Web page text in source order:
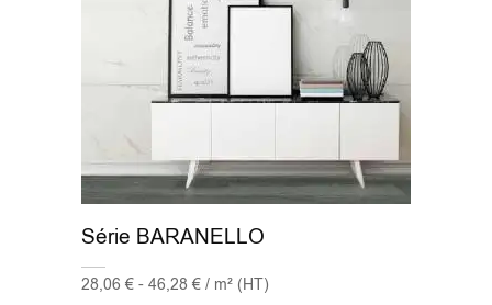
Série BARANELLO
28,06 € - 46,28 € / m² (HT)